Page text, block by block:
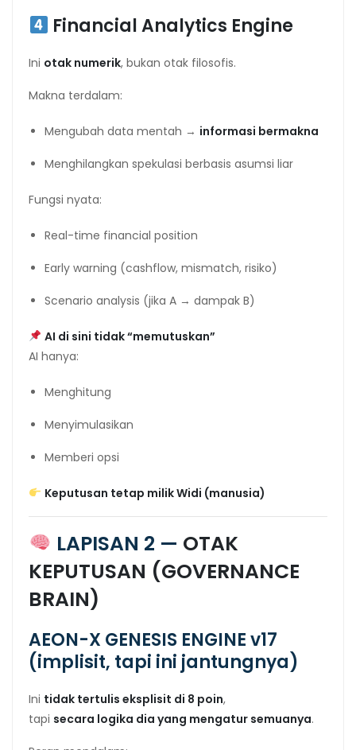
Financial Analytics Engine
Ini otak numerik, bukan otak filosofis.
Makna terdalam:
Mengubah data mentah → informasi bermakna
Menghilangkan spekulasi berbasis asumsi liar
Fungsi nyata:
Real-time financial position
Early warning (cashflow, mismatch, risiko)
Scenario analysis (jika A → dampak B)
AI di sini tidak “memutuskan”
AI hanya:
Menghitung
Menyimulasikan
Memberi opsi
Keputusan tetap milik Widi (manusia)
LAPISAN 2 — OTAK
KEPUTUSAN (GOVERNANCE
BRAIN)
AEON-X GENESIS ENGINE v17
(implisit, tapi ini jantungnya)
Ini tidak tertulis eksplisit di 8 poin,
tapi secara logika dia yang mengatur semuanya.